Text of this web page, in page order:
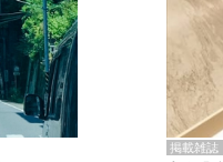
掲載雑誌